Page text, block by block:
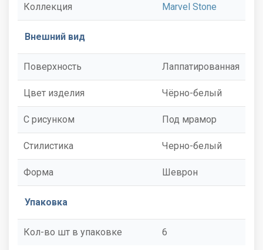
Коллекция Marvel Stone
Внешний вид
Поверхность Лаппатированная
Цвет изделия Чёрно-белый
С рисунком Под мрамор
Стилистика Черно-белый
Форма Шеврон
Упаковка
Кол-во шт в упаковке 6